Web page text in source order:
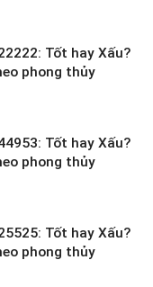
Tốt hay Xấu?
phong thủy
Tốt hay Xấu?
phong thủy
Tốt hay Xấu?
phong thủy